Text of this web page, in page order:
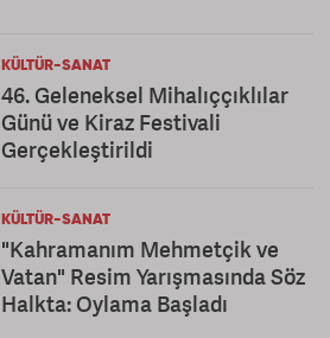
KÜLTÜR-SANAT
46. Geleneksel Mihalıççıklılar
Günü ve Kiraz Festivali
Gerçekleştirildi
KÜLTÜR-SANAT
"Kahramanım Mehmetçik ve
Vatan" Resim Yarışmasında Söz
Halkta: Oylama Başladı